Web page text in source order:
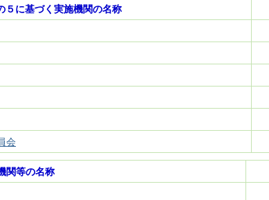
５に基づく実施機関の名称
会
関等の名称